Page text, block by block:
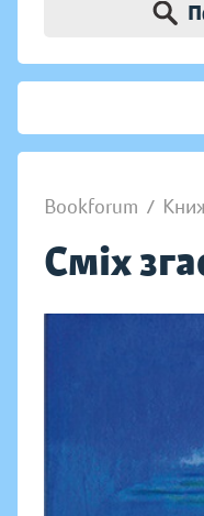
Bookforum /
Сміх